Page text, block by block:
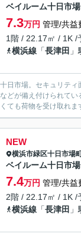
ベイルーム十日市
7.3万円 管理/共益
1階 / 22.17㎡ / 1K /
横浜線 「長津田
日市場。セキュリテ
どが備え付けられて
ても荷物を受け取れ
NEW
横浜市緑区十日市場
ベイルーム十日市
7.4万円 管理/共益
2階 / 22.17㎡ / 1K /
横浜線 「長津田